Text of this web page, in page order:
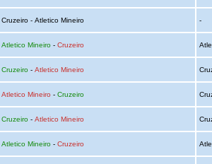
Cruzeiro - Atletico Mineiro -
Atletico Mineiro- Cruzeiro
Cruzeiro- Atletico Mineiro
Atletico Mineiro - Cruzeiro
Cruzeiro- Atletico Mineiro
Atletico Mineiro- Cruzeiro